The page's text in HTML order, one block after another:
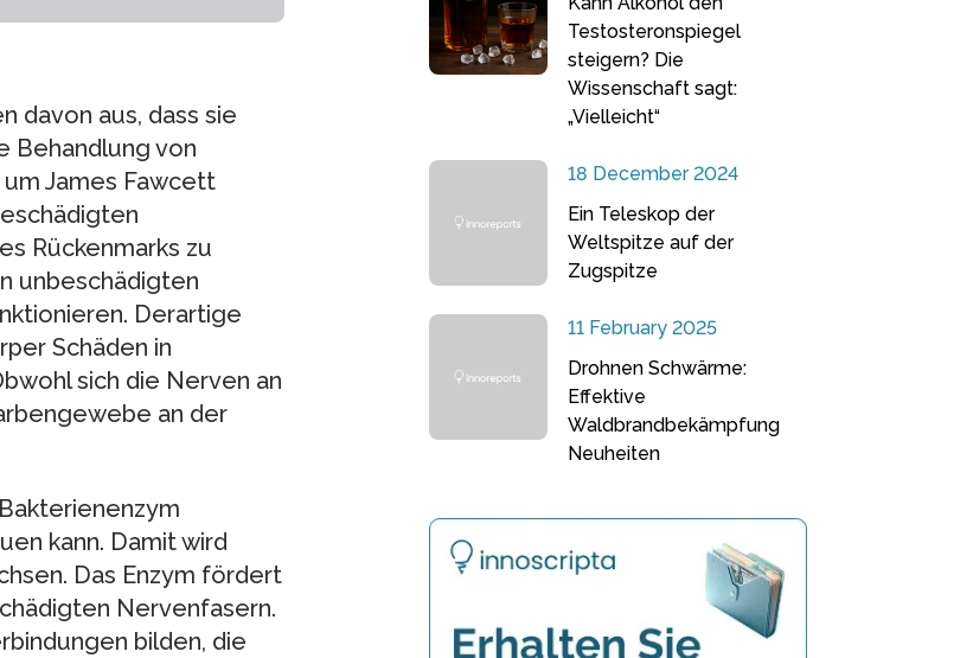
davon aus, dass sie
Behandlung von
James Fawcett
Rückenmarks zu
unbeschädigten
Derartige
Schäden in
sich die Nerven an
an der
kann. Damit wird
Das Enzym fördert
Nervenfasern.
bilden, die
Testosteronspiegel
steigern? Die
Wissenschaft sagt:
„Vielleicht“
18 December 2024
Ein Teleskop der
Weltspitze auf der
Zugspitze
11 February 2025
Drohnen Schwärme:
Effektive
Waldbrandbekämpfung
Neuheiten